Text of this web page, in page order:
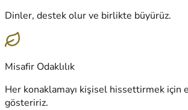
Dinler, destek olur ve birlikte büyürüz.
Misafir Odaklılık
Her konaklamayı kişisel hissettirmek için
gösteririz.